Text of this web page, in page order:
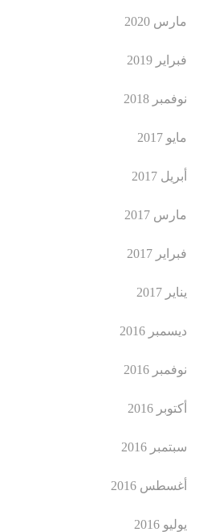
مارس 2020
فبراير 2019
نوفمبر 2018
مايو 2017
أبريل 2017
مارس 2017
فبراير 2017
يناير 2017
ديسمبر 2016
نوفمبر 2016
أكتوبر 2016
سبتمبر 2016
أغسطس 2016
يوليو 2016